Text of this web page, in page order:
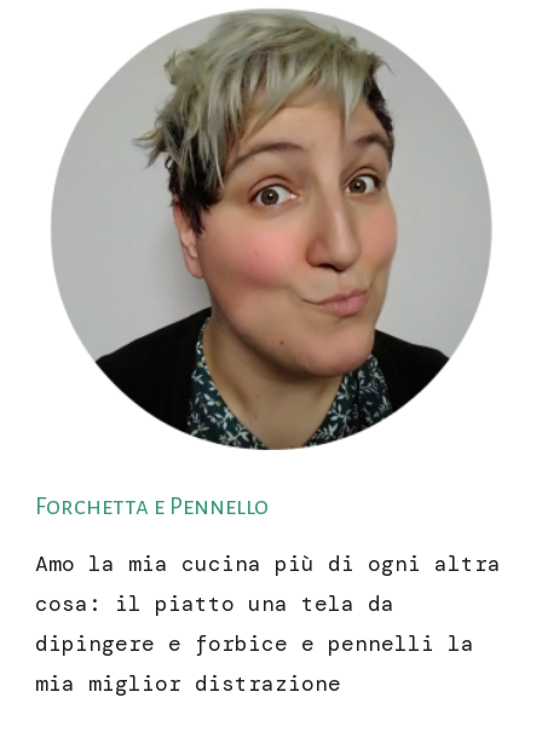
Forchetta e Pennello
Amo la mia cucina più di ogni altra
cosa: il piatto una tela da
dipingere e forbice e pennelli la
mia miglior distrazione